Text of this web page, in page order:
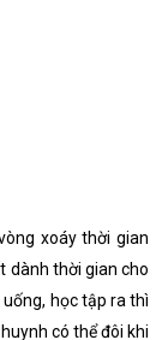
xoáy thời gian
dành thời gian cho
học tập ra thì
có thể đôi khi